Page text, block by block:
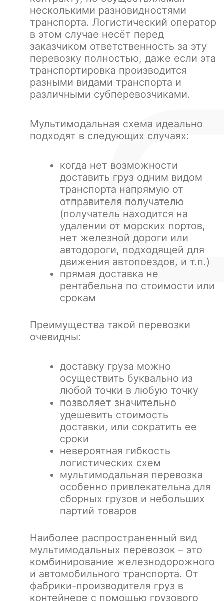
несколькими разновидностями
транспорта. Логистический оператор
в этом случае несёт перед
заказчиком ответственность за эту
перевозку полностью, даже если эта
транспортировка производится
разными видами транспорта и
различными субперевозчиками.
Мультимодальная схема идеально
подходят в следующих случаях:
когда нет возможности
доставить груз одним видом
транспорта напрямую от
отправителя получателю
(получатель находится на
удалении от морских портов,
нет железной дороги или
автодороги, подходящей для
движения автопоездов, и т.п.)
прямая доставка не
рентабельна по стоимости или
срокам
Преимущества такой перевозки
очевидны:
доставку груза можно
осуществить буквально из
любой точки в любую точку
позволяет значительно
удешевить стоимость
доставки, или сократить ее
сроки
невероятная гибкость
логистических схем
мультимодальная перевозка
особенно привлекательна для
сборных грузов и небольших
партий товаров
Наиболее распространенный вид
мультимодальных перевозок – это
комбинирование железнодорожного
и автомобильного транспорта. От
фабрики-производителя груз в
контейнере с помощью грузового